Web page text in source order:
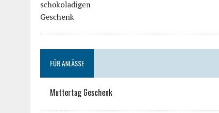
FÜR ANLÄSSE
Muttertag Geschenk